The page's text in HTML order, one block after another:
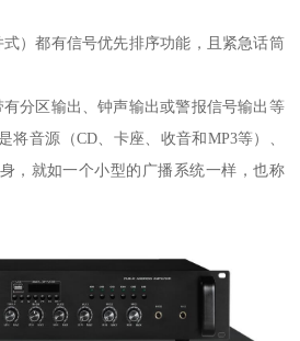
）都有信号优先排序功能，且紧急话筒
分区输出、钟声输出或警报信号输出等
将音源（CD、卡座、收音和MP3等）、
，就如一个小型的广播系统一样，也称